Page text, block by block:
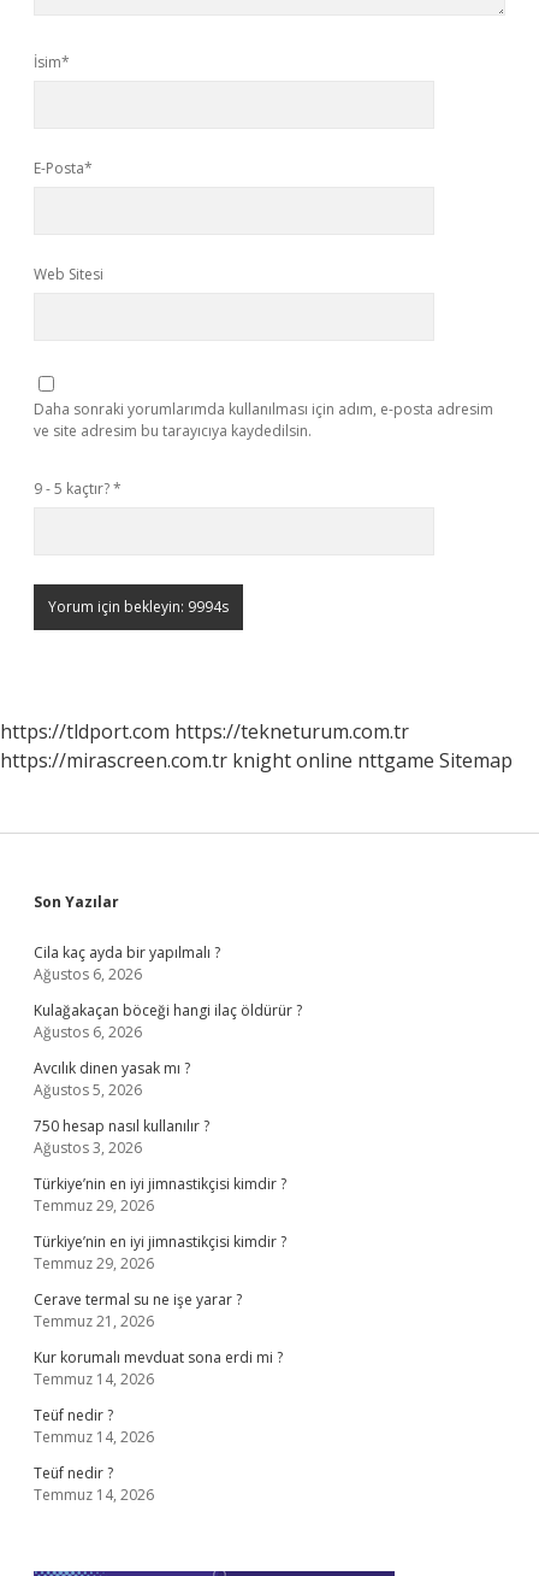
İsim*
E-Posta*
Web Sitesi
Daha sonraki yorumlarımda kullanılması için adım, e-posta adresim
ve site adresim bu tarayıcıya kaydedilsin.
9 - 5 kaçtır?*
https://tldport.com https://tekneturum.com.tr
https://mirascreen.com.tr knight online nttgame Sitemap
Sidebar
Son Yazılar
Cila kaç ayda bir yapılmalı ?
Ağustos 6, 2026
Kulağakaçan böceği hangi ilaç öldürür ?
Ağustos 6, 2026
Avcılık dinen yasak mı ?
Ağustos 5, 2026
750 hesap nasıl kullanılır ?
Ağustos 3, 2026
Türkiye’nin en iyi jimnastikçisi kimdir ?
Temmuz 29, 2026
Türkiye’nin en iyi jimnastikçisi kimdir ?
Temmuz 29, 2026
Cerave termal su ne işe yarar ?
Temmuz 21, 2026
Kur korumalı mevduat sona erdi mi ?
Temmuz 14, 2026
Teüf nedir ?
Temmuz 14, 2026
Teüf nedir ?
Temmuz 14, 2026